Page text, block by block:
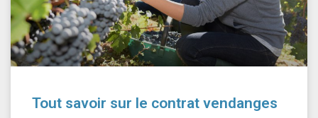
Tout savoir sur le contrat vendanges